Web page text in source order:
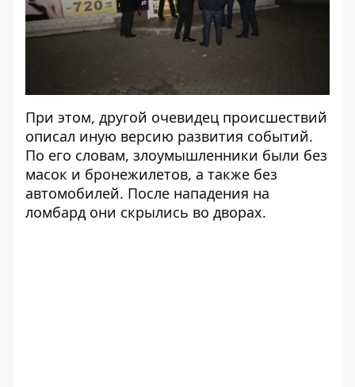
При этом, другой очевидец происшествий
описал иную версию развития событий.
По его словам, злоумышленники были без
масок и бронежилетов, а также без
автомобилей. После нападения на
ломбард они скрылись во дворах.